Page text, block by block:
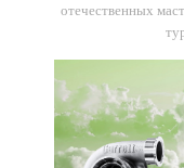
отечественных